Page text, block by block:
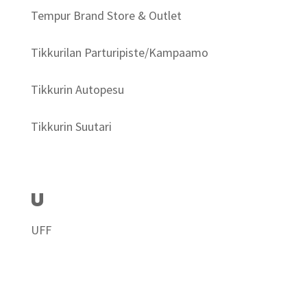
Tempur Brand Store & Outlet
Tikkurilan Parturipiste/Kampaamo
Tikkurin Autopesu
Tikkurin Suutari
U
UFF